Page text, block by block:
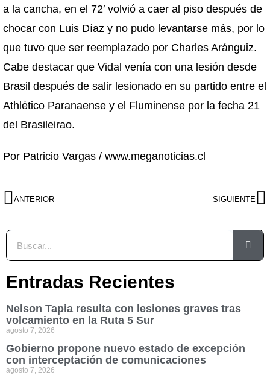
a la cancha, en el 72′ volvió a caer al piso después de
chocar con Luis Díaz y no pudo levantarse más, por lo
que tuvo que ser reemplazado por Charles Aránguiz.
Cabe destacar que Vidal venía con una lesión desde
Brasil después de salir lesionado en su partido entre el
Athlético Paranaense y el Fluminense por la fecha 21
del Brasileirao.
Por Patricio Vargas / www.meganoticias.cl
ANTERIOR SIGUIENTE
Entradas Recientes
Nelson Tapia resulta con lesiones graves tras
volcamiento en la Ruta 5 Sur
agosto 7, 2026
Gobierno propone nuevo estado de excepción
con interceptación de comunicaciones
agosto 7, 2026